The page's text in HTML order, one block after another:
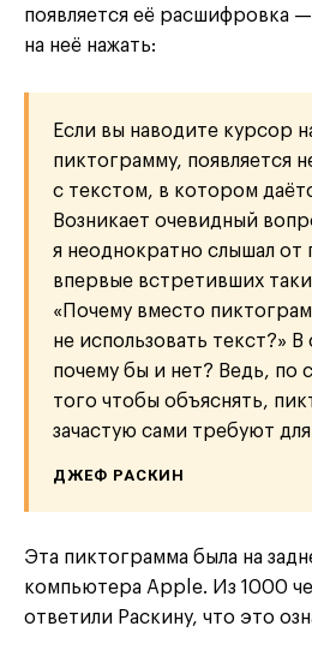
появляется её расшифровка
на неё нажать:
Если вы наводите курсор
пиктограмму, появляется
с текстом, в котором
Возникает очевидный
я неоднократно слышал от
впервые встретивших
«Почему вместо
не использовать текст?»
почему бы и нет? Ведь, по
того чтобы объяснять,
зачастую сами требуют
ДЖЕФ РАСКИН
Эта пиктограмма была на
компьютера Apple. Из 1000
ответили Раскину, что это